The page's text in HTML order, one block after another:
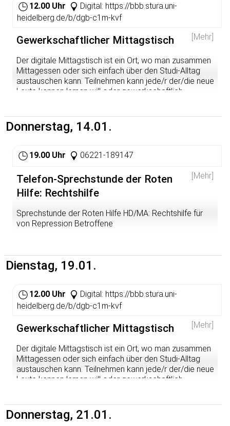
12.00 Uhr
Digital: https://bbb.stura.uni-
heidelberg.de/b/dgb-c1m-kvf
[Mehr]
Gewerkschaftlicher Mittagstisch
Der digitale Mittagstisch ist ein Ort, wo man zusammen
Mittagessen oder sich einfach über den Studi-Alltag
austauschen kann. Teilnehmen kann jede/r der/die neue
Leute kennen lernen will oder gewerkschaftlich
Donnerstag, 14.01.
19.00 Uhr 06221-189147
[Mehr]
Telefon-Sprechstunde der Roten
Hilfe: Rechtshilfe
Sprechstunde der Roten Hilfe HD/MA: Rechtshilfe für
von Repression Betroffene
Blockade weitergeht? Linke Aktivist*innen, die wegen
einer politischen Aktion Repression abbekommen und
20.00 Uhr Aktive der Roten Hilfe HD/MA unter 06221-
189147 erreichen und mit ihnen das weitere Vorgehen
Bitte bedenkt aber, dass Telefone keine geschützte
Kommunikation ermöglichen; besser ist es, uns eine
verschlüsselte Mail zu schreiben oder mit uns einen
Termin für ein Mumble zu vereinbaren.
Dienstag, 19.01.
12.00 Uhr
Digital: https://bbb.stura.uni-
heidelberg.de/b/dgb-c1m-kvf
[Mehr]
Gewerkschaftlicher Mittagstisch
Der digitale Mittagstisch ist ein Ort, wo man zusammen
Mittagessen oder sich einfach über den Studi-Alltag
austauschen kann. Teilnehmen kann jede/r der/die neue
Leute kennen lernen will oder gewerkschaftlich
Donnerstag, 21.01.